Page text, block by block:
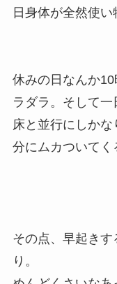
日身体が全然使い
休みの日なんか
ラダラ。そして一
床と並行にしか
分にムカついてく
その点、早起き
り。